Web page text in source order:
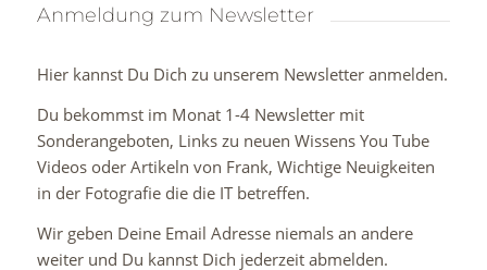
Anmeldung zum Newsletter
Hier kannst Du Dich zu unserem Newsletter anmelden.
Du bekommst im Monat 1-4 Newsletter mit
Sonderangeboten, Links zu neuen Wissens You Tube
Videos oder Artikeln von Frank, Wichtige Neuigkeiten
in der Fotografie die die IT betreffen.
Wir geben Deine Email Adresse niemals an andere
weiter und Du kannst Dich jederzeit abmelden.